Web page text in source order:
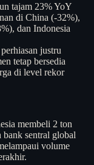
tajam 23% YoY
di China (-32%),
dan Indonesia
justru
tetap bersedia
di level rekor
membeli 2 ton
bank sentral global
volume